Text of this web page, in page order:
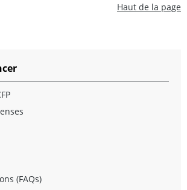
Haut de la page
(FAQs)